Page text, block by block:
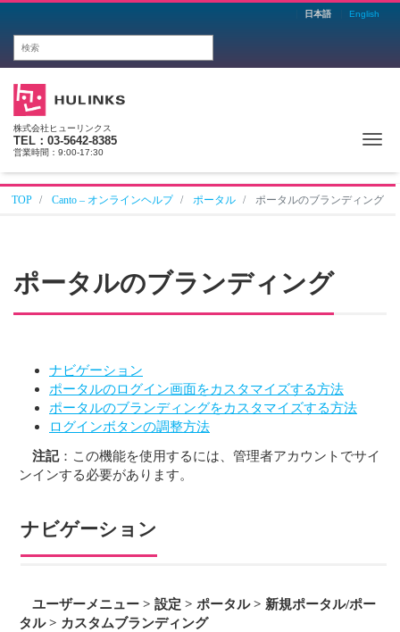
日本語 English
株式会社ヒューリンクス
TEL：03-5642-8385
営業時間：9:00-17:30
TOP Canto – オンラインヘルプ ポータル ポータルのブランディング
ポータルのブランディング
ナビゲーション
ポータルのログイン画面をカスタマイズする方法
ポータルのブランディングをカスタマイズする方法
ログインボタンの調整方法
注記：この機能を使用するには、管理者アカウントでサイ
ンインする必要があります。
ナビゲーション
ユーザーメニュー > 設定 > ポータル > 新規ポータル/ポー
タル > カスタムブランディング